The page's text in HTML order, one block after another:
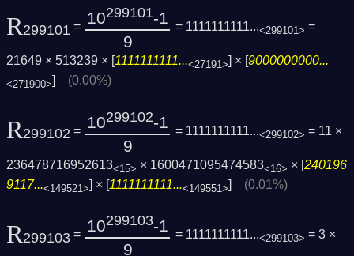
R299101 = 10299101-1
9
= 1111111111...<299101> =
21649 × 513239 × [1111111111...<27191>] × [9000000000...
<271900>] (0.00%)
R299102 = 10299102-1
9
= 1111111111...<299102> = 11 ×
236478716952613<15> × 1600471095474583<16> × [240196
9117...<149521>] × [1111111111...<149551>] (0.01%)
R299103 = 10299103-1
9
= 1111111111...<299103> = 3 ×